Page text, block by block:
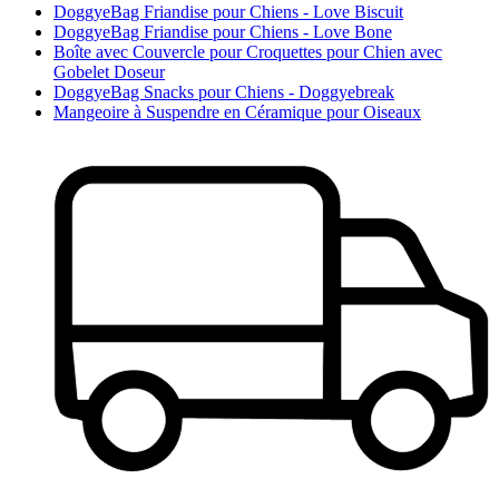
DoggyeBag Friandise pour Chiens - Love Biscuit
DoggyeBag Friandise pour Chiens - Love Bone
Boîte avec Couvercle pour Croquettes pour Chien avec
Gobelet Doseur
DoggyeBag Snacks pour Chiens - Doggyebreak
Mangeoire à Suspendre en Céramique pour Oiseaux